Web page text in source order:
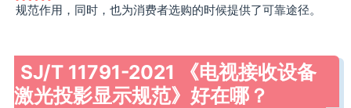
规范作用，同时，也为消费者选购的时候提供了可靠途径。
SJ/T 11791-2021 《电视接收设备
激光投影显示规范》好在哪？